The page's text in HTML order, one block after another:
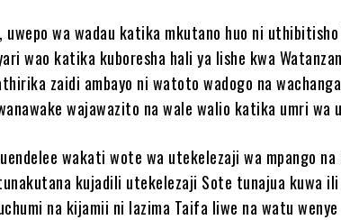
uwepo wa wadau katika mkutano huo ni
wao katika kuboresha hali ya lishe kwa
zaidi ambayo ni watoto wadogo na
wajawazito na wale walio katika umri wa
wakati wote wa utekelezaji wa mpango na
kujadili utekelezaji Sote tunajua kuwa
na kijamii ni lazima Taifa liwe na watu